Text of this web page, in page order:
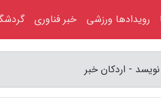
- اردکان خبر
رویدادها ورزشی خبر فناوری